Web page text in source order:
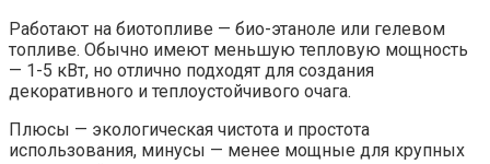
Работают на биотопливе — био-этаноле или гелевом
топливе. Обычно имеют меньшую тепловую мощность
— 1-5 кВт, но отлично подходят для создания
декоративного и теплоустойчивого очага.
Плюсы — экологическая чистота и простота
использования, минусы — менее мощные для крупных